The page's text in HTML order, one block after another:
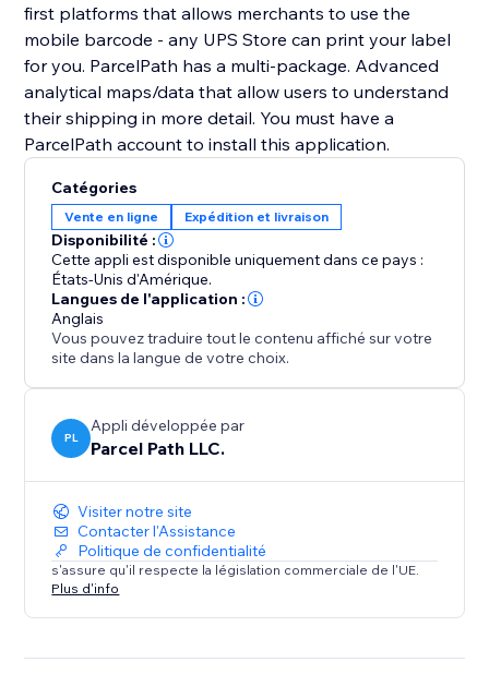
first platforms that allows merchants to use the
mobile barcode - any UPS Store can print your label
for you. ParcelPath has a multi-package. Advanced
analytical maps/data that allow users to understand
their shipping in more detail. You must have a
ParcelPath account to install this application.
Catégories
Vente en ligne Expédition et livraison
Disponibilité :
Cette appli est disponible uniquement dans ce pays :
États-Unis d'Amérique.
Langues de l'application :
Anglais
Vous pouvez traduire tout le contenu affiché sur votre
site dans la langue de votre choix.
PL
Appli développée par
Parcel Path LLC.
Visiter notre site
Contacter l'Assistance
Politique de confidentialité
s'assure qu'il respecte la législation commerciale de l'UE.
Plus d'info